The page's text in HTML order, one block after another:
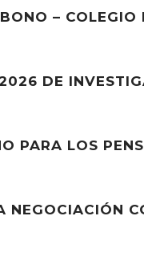
–
DE
PARA LOS
NEGOCIACIÓN